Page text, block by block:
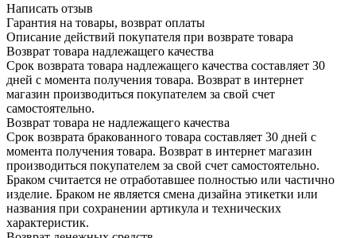
Написать отзыв
Гарантия на товары, возврат оплаты
Описание действий покупателя при возврате товара
Возврат товара надлежащего качества
Срок возврата товара надлежащего качества составляет 30
дней с момента получения товара. Возврат в интернет
магазин производиться покупателем за свой счет
самостоятельно.
Возврат товара не надлежащего качества
Срок возврата бракованного товара составляет 30 дней с
момента получения товара. Возврат в интернет магазин
производиться покупателем за свой счет самостоятельно.
Браком считается не отработавшее полностью или частично
изделие. Браком не является смена дизайна этикетки или
названия при сохранении артикула и технических
характеристик.